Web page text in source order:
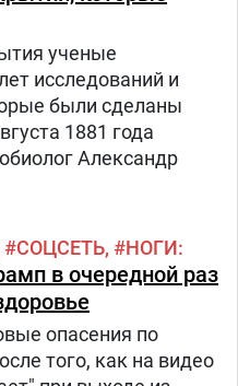
ученые
исследований и
были сделаны
1881 года
Александр
СОЦСЕТЬ НОГИ
в очередной раз
опасения по
того, как на видео